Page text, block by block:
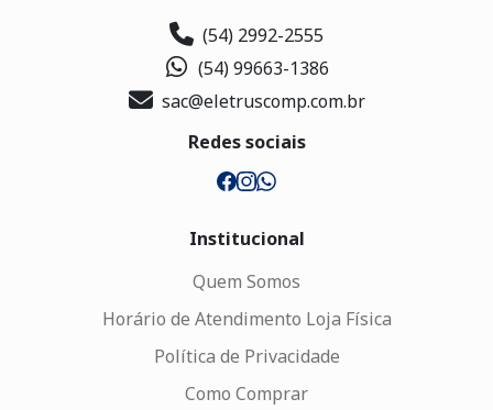
(54) 2992-2555
(54) 99663-1386
sac@eletruscomp.com.br
Redes sociais
Institucional
Quem Somos
Horário de Atendimento Loja Física
Política de Privacidade
Como Comprar